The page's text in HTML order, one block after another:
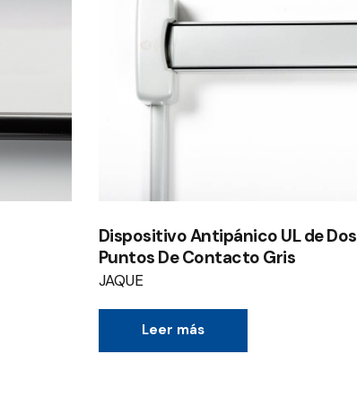
Dispositivo Antipánico UL de Dos
Puntos De Contacto Gris
JAQUE
Leer más